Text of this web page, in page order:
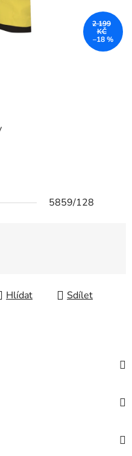
5859/128
Hlídat Sdílet
2 199
KČ
–18 %